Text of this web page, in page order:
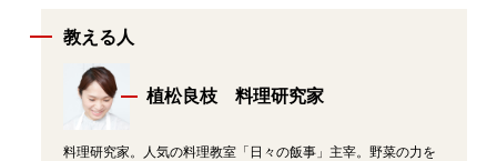
教える人
植松良枝 料理研究家
料理研究家。人気の料理教室「日々の飯事」主宰。野菜の力を